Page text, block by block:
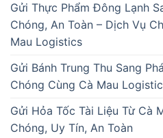
Gửi Thực Phẩm Đông Lạnh
Chóng, An Toàn – Dịch Vụ
Mau Logistics
Gửi Bánh Trung Thu Sang
Chóng Cùng Cà Mau
Gửi Hỏa Tốc Tài Liệu Từ Cà
Chóng, Uy Tín, An Toàn